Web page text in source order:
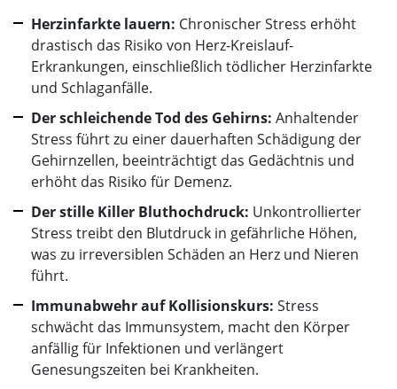
Herzinfarkte lauern: Chronischer Stress erhöht
drastisch das Risiko von Herz-Kreislauf-
Erkrankungen, einschließlich tödlicher Herzinfarkte
und Schlaganfälle.
Der schleichende Tod des Gehirns: Anhaltender
Stress führt zu einer dauerhaften Schädigung der
Gehirnzellen, beeinträchtigt das Gedächtnis und
erhöht das Risiko für Demenz.
Der stille Killer Bluthochdruck: Unkontrollierter
Stress treibt den Blutdruck in gefährliche Höhen,
was zu irreversiblen Schäden an Herz und Nieren
führt.
Immunabwehr auf Kollisionskurs: Stress
schwächt das Immunsystem, macht den Körper
anfällig für Infektionen und verlängert
Genesungszeiten bei Krankheiten.